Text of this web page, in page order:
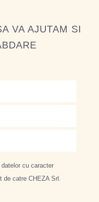
VA AJUTAM SI
cu caracter
catre CHEZA Srl.